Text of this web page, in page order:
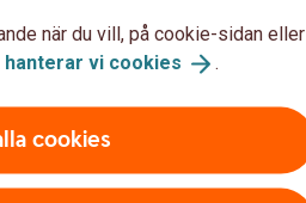
hur hög
när du vill, på cookie-sidan eller
hanterar vi cookies .
cookies